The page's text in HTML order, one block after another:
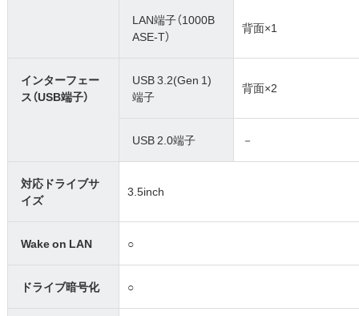
LAN端子（1000B
ASE-T）
背面×1
インターフェー
ス（USB端子）
USB 3.2(Gen 1)
端子
背面×2
USB 2.0端子 －
対応ドライブサ
イズ
3.5inch
Wake on LAN ○
ドライブ暗号化 ○